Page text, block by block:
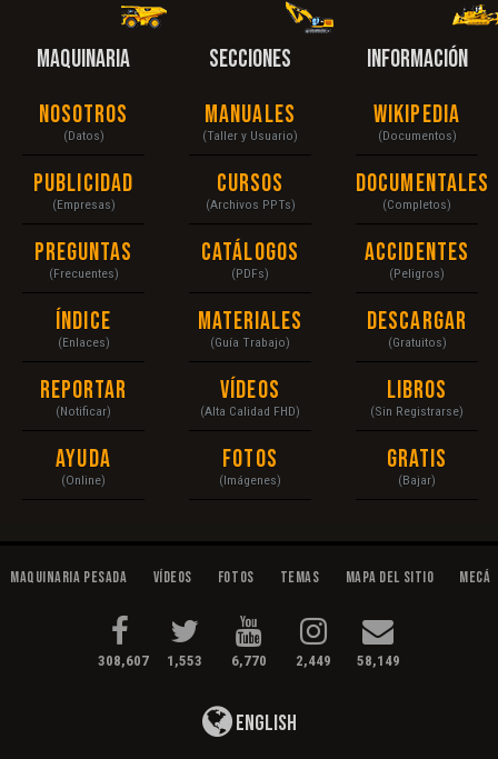
MAQUINARIA
Nosotros
(Datos)
Publicidad
(Empresas)
Preguntas
(Frecuentes)
Índice
(Enlaces)
Reportar
(Notificar)
Ayuda
(Online)
SECCIONES
Manuales
(Taller y Usuario)
Cursos
(Archivos PPTs)
Catálogos
(PDFs)
Materiales
(Guía Trabajo)
Vídeos
(Alta Calidad FHD)
Fotos
(Imágenes)
INFORMACIÓN
Wikipedia
(Documentos)
Documentales
(Completos)
Accidentes
(Peligros)
Descargar
(Gratuitos)
Libros
(Sin Registrarse)
Gratis
(Bajar)
Maquinaria Pesada Vídeos Fotos Temas Mapa del Sitio
308,607 1,553 6,770 2,449 58,149
English